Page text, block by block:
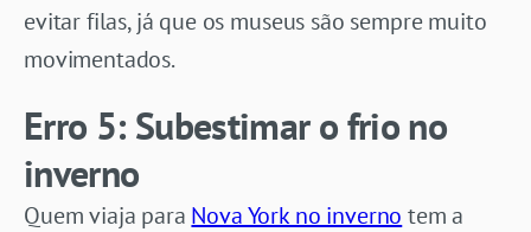
evitar filas, já que os museus são sempre muito
movimentados.
Erro 5: Subestimar o frio no
inverno
Quem viaja para Nova York no inverno tem a